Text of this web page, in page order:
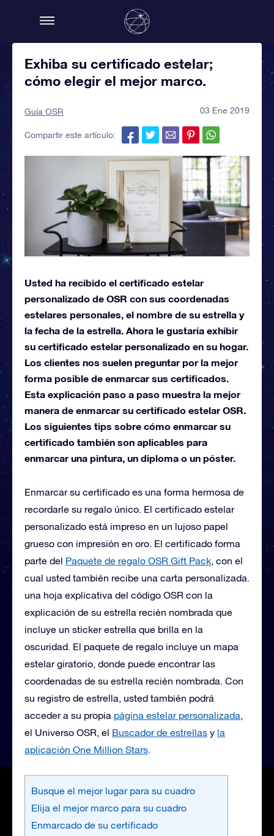
Exhiba su certificado estelar;
cómo elegir el mejor marco.
Guía OSR 03 Ene 2019
Compartir este artículo:
Usted ha recibido el certificado estelar
personalizado de OSR con sus coordenadas
estelares personales, el nombre de su estrella y
la fecha de la estrella. Ahora le gustaría exhibir
su certificado estelar personalizado en su hogar.
Los clientes nos suelen preguntar por la mejor
forma posible de enmarcar sus certificados.
Esta explicación paso a paso muestra la mejor
manera de enmarcar su certificado estelar OSR.
Los siguientes tips sobre cómo enmarcar su
certificado también son aplicables para
enmarcar una pintura, un diploma o un póster.
Enmarcar su certificado es una forma hermosa de
recordarle su regalo único. El certificado estelar
personalizado está impreso en un lujoso papel
grueso con impresión en oro. El certificado forma
parte del Paquete de regalo OSR Gift Pack, con el
cual usted también recibe una carta personalizada.
una hoja explicativa del código OSR con la
explicación de su estrella recién nombrada que
incluye un sticker estrella que brilla en la
oscuridad. El paquete de regalo incluye un mapa
estelar giratorio, donde puede encontrar las
coordenadas de su estrella recién nombrada. Con
su registro de estrella, usted también podrá
acceder a su propia página estelar personalizada,
el Universo OSR, el Buscador de estrellas y la
aplicación One Million Stars.
Busque el mejor lugar para su cuadro
Elija el mejor marco para su cuadro
Enmarcado de su certificado